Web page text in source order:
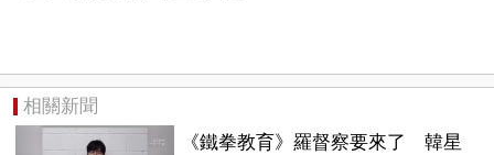
相關新聞
《鐵拳教育》羅督察要來了 韓星